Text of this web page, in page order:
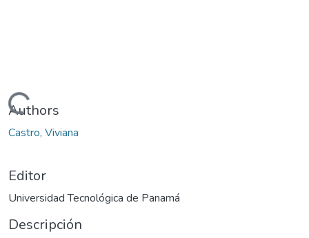
Cargando...
Authors
Castro, Viviana
Editor
Universidad Tecnológica de Panamá
Descripción